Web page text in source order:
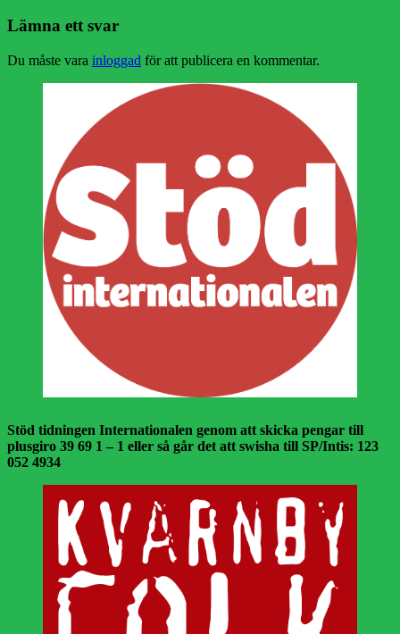
Lämna ett svar
Du måste vara inloggad för att publicera en kommentar.
Stöd tidningen Internationalen genom att skicka pengar till
plusgiro 39 69 1 – 1 eller så går det att swisha till SP/Intis: 123
052 4934